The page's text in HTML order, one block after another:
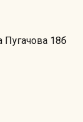
Пугачова 18б